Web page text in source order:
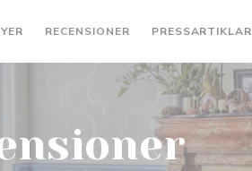
RECENSIONER PRESSARTIKLAR